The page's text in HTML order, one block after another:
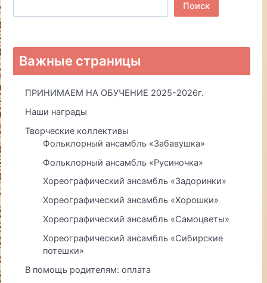
Поиск
Важные страницы
ПРИНИМАЕМ НА ОБУЧЕНИЕ 2025-2026г.
Наши награды
Творческие коллективы
Фольклорный ансамбль «Забавушка»
Фольклорный ансамбль «Русиночка»
Хореографический ансамбль «Задоринки»
Хореографический ансамбль «Хорошки»
Хореографический ансамбль «Самоцветы»
Хореографический ансамбль «Сибирские
потешки»
В помощь родителям: оплата